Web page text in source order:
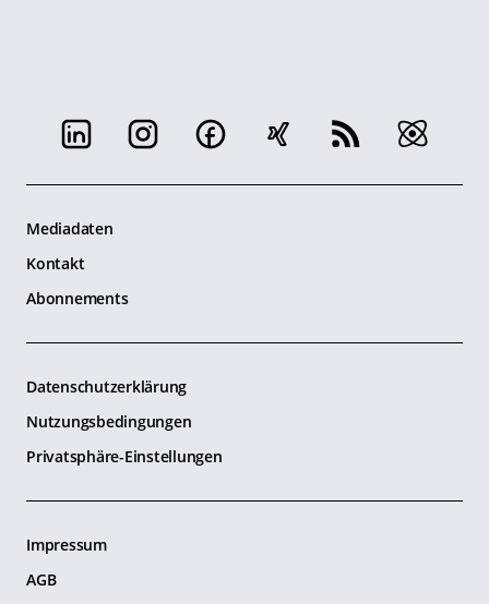
Mediadaten
Kontakt
Abonnements
Datenschutzerklärung
Nutzungsbedingungen
Privatsphäre-Einstellungen
Impressum
AGB